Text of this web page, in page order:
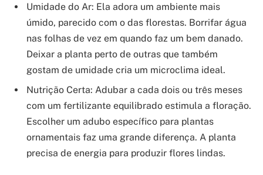
Umidade do Ar: Ela adora um ambiente mais
úmido, parecido com o das florestas. Borrifar água
nas folhas de vez em quando faz um bem danado.
Deixar a planta perto de outras que também
gostam de umidade cria um microclima ideal.
Nutrição Certa: Adubar a cada dois ou três meses
com um fertilizante equilibrado estimula a floração.
Escolher um adubo específico para plantas
ornamentais faz uma grande diferença. A planta
precisa de energia para produzir flores lindas.